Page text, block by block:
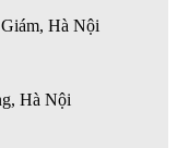
Hà Nội
Hà Nội